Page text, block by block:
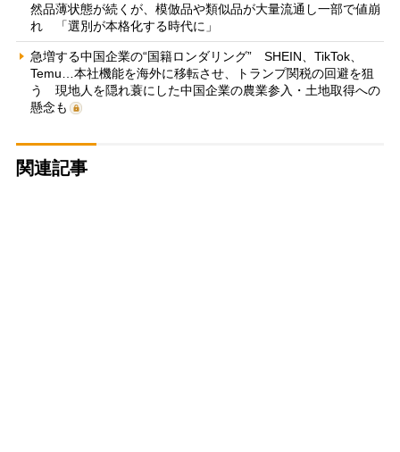
然品薄状態が続くが、模倣品や類似品が大量流通し一部で値崩
れ 「選別が本格化する時代に」
急増する中国企業の“国籍ロンダリング” SHEIN、TikTok、
Temu…本社機能を海外に移転させ、トランプ関税の回避を狙
う 現地人を隠れ蓑にした中国企業の農業参入・土地取得への
懸念も
関連記事